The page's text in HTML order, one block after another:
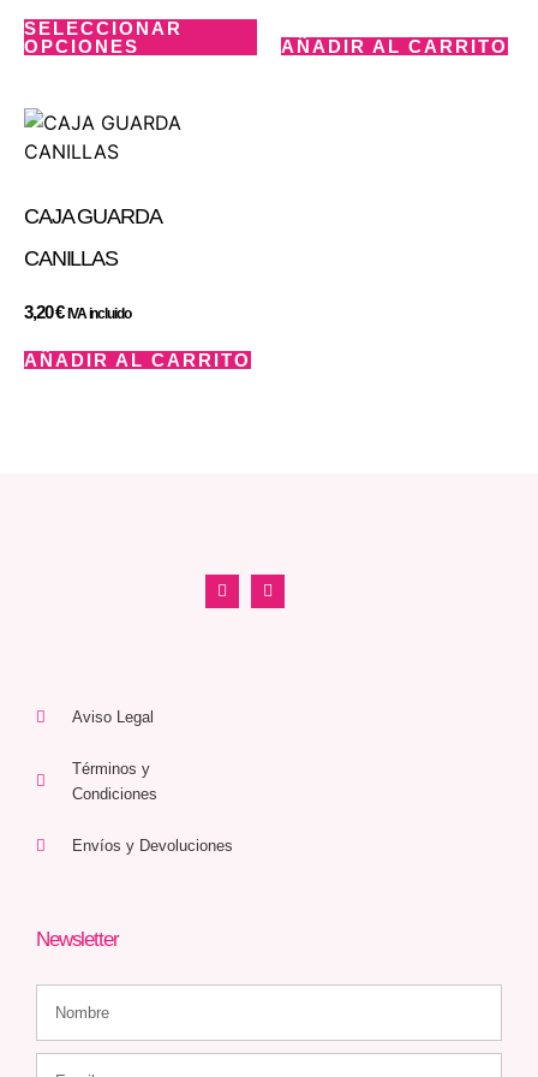
SELECCIONAR
OPCIONES
AÑADIR AL CARRITO
CAJA GUARDA
CANILLAS
3,20€ IVA incluido
AÑADIR AL CARRITO
Aviso Legal
Términos y
Condiciones
Envíos y Devoluciones
Newsletter